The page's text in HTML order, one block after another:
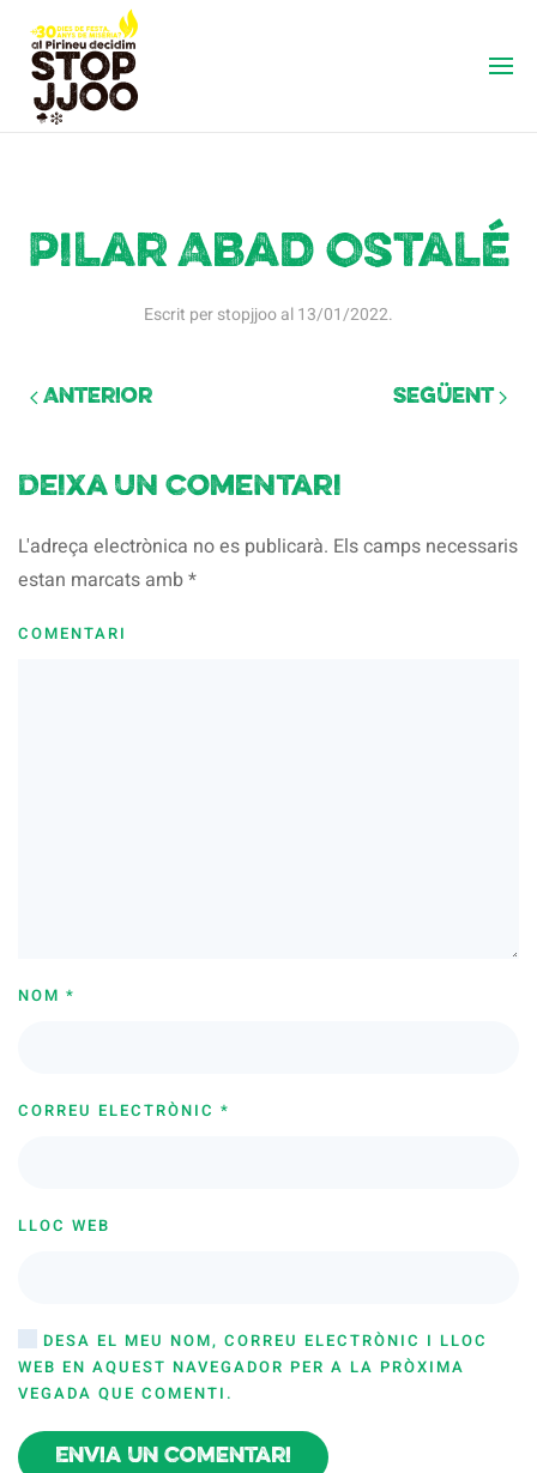
Pilar Abad Ostalé
Escrit perstopjjooal13/01/2022.
Anterior Següent
Deixa un comentari
L'adreça electrònica no es publicarà. Els camps necessaris
estan marcats amb*
COMENTARI
NOM *
CORREU ELECTRÒNIC *
LLOC WEB
DESA EL MEU NOM, CORREU ELECTRÒNIC I LLOC
WEB EN AQUEST NAVEGADOR PER A LA PRÒXIMA
VEGADA QUE COMENTI.
Envia un comentari